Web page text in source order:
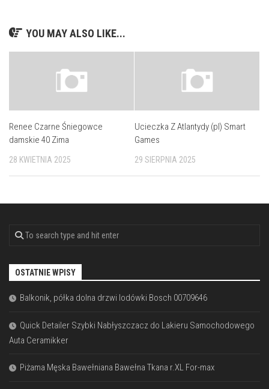
YOU MAY ALSO LIKE...
Renee Czarne Śniegowce
damskie 40 Zima
28 KWIETNIA 2025
Ucieczka Z Atlantydy (pl) Smart
Games
29 SIERPNIA 2025
OSTATNIE WPISY
Balkonik, półka dolna drzwi lodówki Bosch 00709646
Quick Detailer Szybki Nabłyszczacz do Lakieru Samochodowego
Auta Ceramikker
Piżama Męska Bawełniana Bawełna Tkana r.XL For-max